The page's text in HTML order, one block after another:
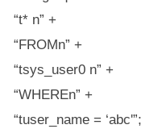
“t* n” +
“FROMn” +
“tsys_user0 n” +
“WHEREn” +
“tuser_name = ‘abc'”;